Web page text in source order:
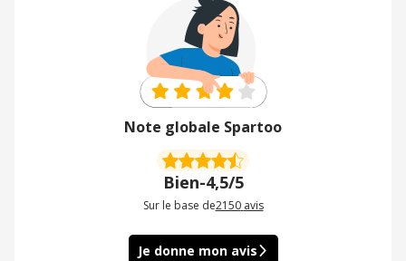
Note globale Spartoo
Bien-4,5/5
Sur le base de2150 avis
Je donne mon avis